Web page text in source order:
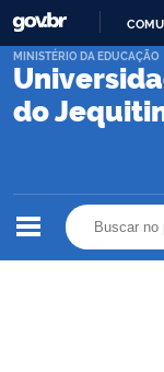
do
MINISTÉRIO DA EDUCAÇÃO